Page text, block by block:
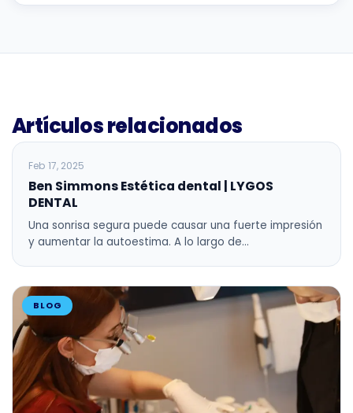
Artículos relacionados
BLOG
Feb 17, 2025
Ben Simmons Estética dental | LYGOS
DENTAL
Una sonrisa segura puede causar una fuerte impresión
y aumentar la autoestima. A lo largo de…
BLOG